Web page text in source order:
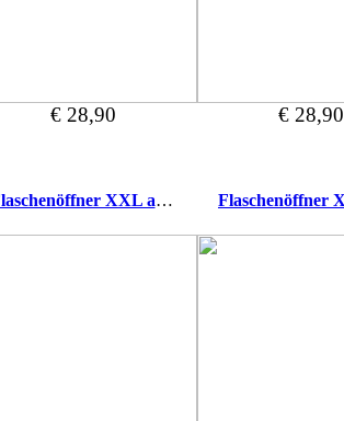
€ 28,90 € 28,90
Flaschenöffner XXL aus Zirbe Freunde